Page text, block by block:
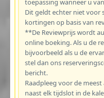
toepassing wanneer u
Dit geldt echter niet voor
kortingen op basis van
**De Reviewprijs wordt
online boeking. Als u de
bijvoorbeeld als u de
stel dan ons
bericht.
Raadpleeg voor de
naast elk tijdslot in de